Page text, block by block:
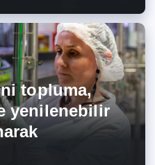
topluma,
yenilenebilir